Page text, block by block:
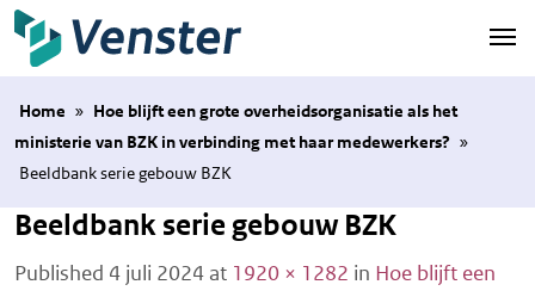
Naar hoofdinhoud
Home » Hoe blijft een grote overheidsorganisatie als het
ministerie van BZK in verbinding met haar medewerkers? »
Beeldbank serie gebouw BZK
Beeldbank serie gebouw BZK
Published 4 juli 2024 at 1920 × 1282 in Hoe blijft een